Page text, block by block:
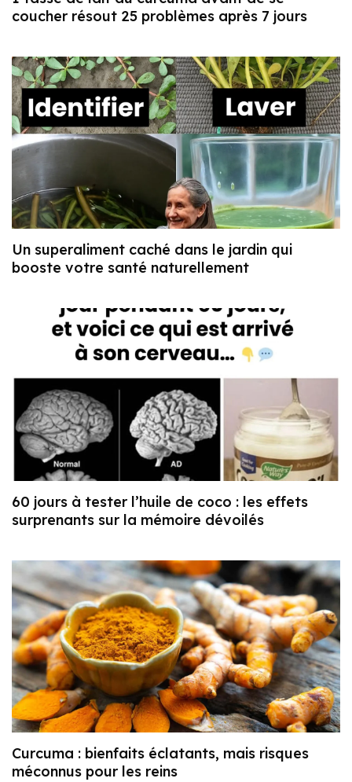
coucher résout 25 problèmes après 7 jours
Un superaliment caché dans le jardin qui
booste votre santé naturellement
60 jours à tester l’huile de coco : les effets
surprenants sur la mémoire dévoilés
Curcuma : bienfaits éclatants, mais risques
méconnus pour les reins